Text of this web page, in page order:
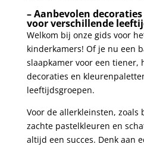
– Aanbevolen
voor verschillende
Welkom bij onze gids voor
kinderkamers! Of je nu een
⁤slaapkamer voor een tiener,
decoraties⁢ en
leeftijdsgroepen.
Voor de allerkleinsten, zoals
zachte pastelkleuren en
altijd een ​succes. Denk aan